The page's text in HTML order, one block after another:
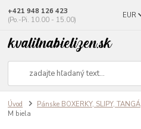
EUR
+421 948 126 423
(Po.-Pi. 10.00 - 15.00)
Úvod Pánske BOXERKY, SLIPY, TANGÁ
M biela